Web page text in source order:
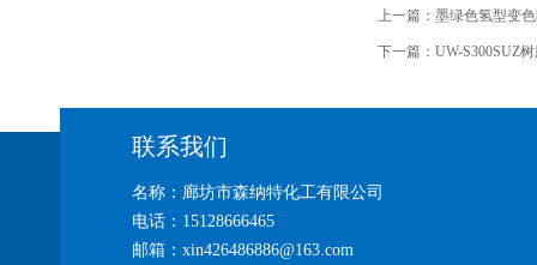
上一篇： 墨绿色氢型变
下一篇： UW-S300SUZ
联系我们
名称：廊坊市森纳特化工有限公司
电话：15128666465
邮箱：xin426486886@163.com